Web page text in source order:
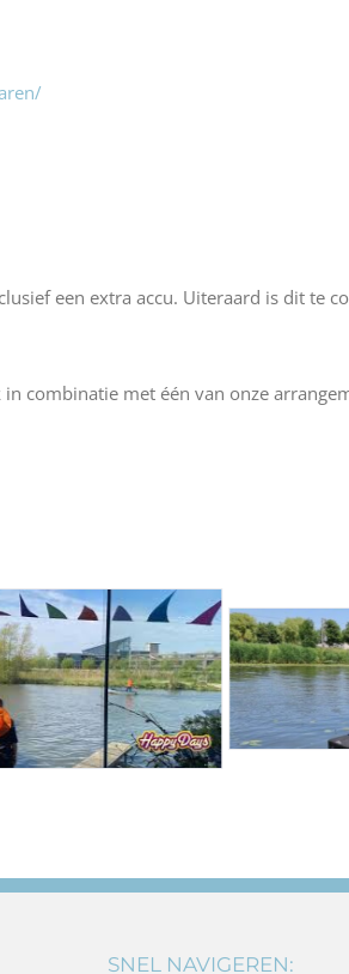
een extra accu. Uiteraard is dit te
combinatie met één van onze
SNEL NAVIGEREN: